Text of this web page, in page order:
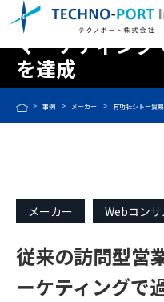
従来の訪問型
マーケティン
を達成
事例 メーカー 有功社シトー貿
メーカー Webコン
従来の訪問型営
ーケティングで